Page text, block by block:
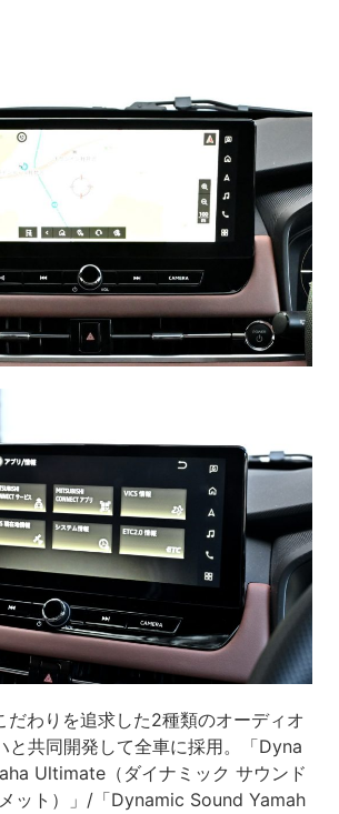
だわりを追求した2種類のオーディオ
と共同開発して全車に採用。「Dyna
Ultimate（ダイナミック サウンド
ット）」/「Dynamic Sound Yamah